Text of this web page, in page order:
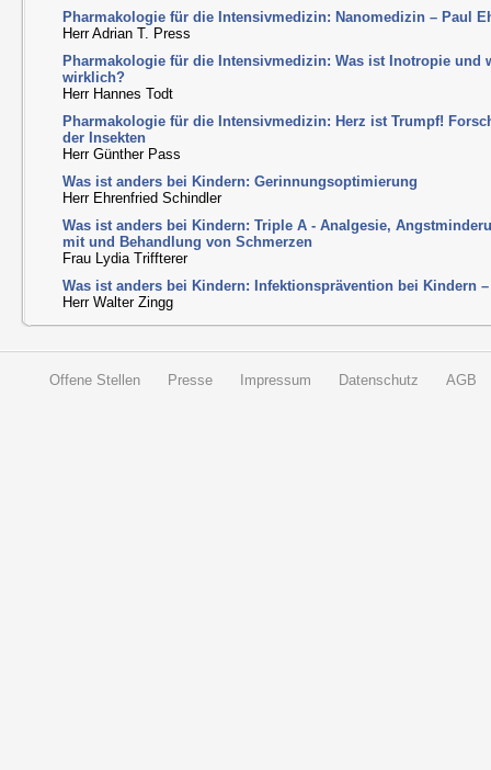
Pharmakologie für die Intensivmedizin: Nanomedizin – Paul
Herr Adrian T. Press
Pharmakologie für die Intensivmedizin: Was ist Inotropie und
wirklich?
Herr Hannes Todt
Pharmakologie für die Intensivmedizin: Herz ist Trumpf!
der Insekten
Herr Günther Pass
Was ist anders bei Kindern: Gerinnungsoptimierung
Herr Ehrenfried Schindler
Was ist anders bei Kindern: Triple A - Analgesie,
mit und Behandlung von Schmerzen
Frau Lydia Triffterer
Was ist anders bei Kindern: Infektionsprävention bei Kindern
Herr Walter Zingg
Offene Stellen Presse Impressum Datenschutz AGB